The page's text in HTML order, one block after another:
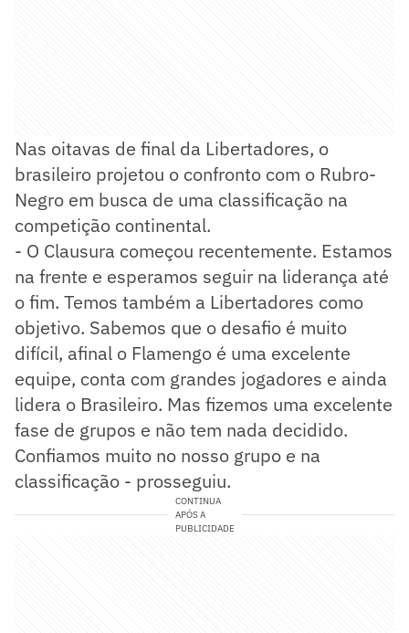
Nas oitavas de final da Libertadores, o
brasileiro projetou o confronto com o Rubro-
Negro em busca de uma classificação na
competição continental.
- O Clausura começou recentemente. Estamos
na frente e esperamos seguir na liderança até
o fim. Temos também a Libertadores como
objetivo. Sabemos que o desafio é muito
difícil, afinal o Flamengo é uma excelente
equipe, conta com grandes jogadores e ainda
lidera o Brasileiro. Mas fizemos uma excelente
fase de grupos e não tem nada decidido.
Confiamos muito no nosso grupo e na
classificação - prosseguiu.
CONTINUA
APÓS A
PUBLICIDADE